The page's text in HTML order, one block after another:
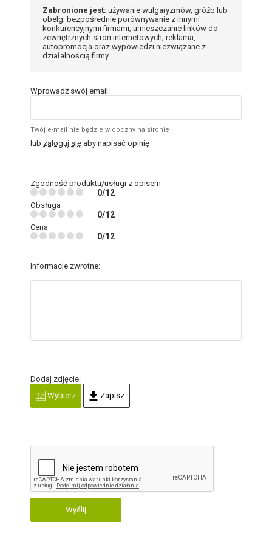
Zabronione jest: używanie wulgaryzmów, gróźb lub
obelg; bezpośrednie porównywanie z innymi
konkurencyjnymi firmami; umieszczanie linków do
zewnętrznych stron internetowych; reklama,
autopromocja oraz wypowiedzi niezwiązane z
działalnością firmy.
Wprowadź swój email:
Twój e-mail nie będzie widoczny na stronie
lub zaloguj się aby napisać opinię
Zgodność produktu/usługi z opisem
0/12
Obsługa
0/12
Cena
0/12
Informacje zwrotne:
Dodaj zdjęcie:
Wybierz
Zapisz
Wyślij